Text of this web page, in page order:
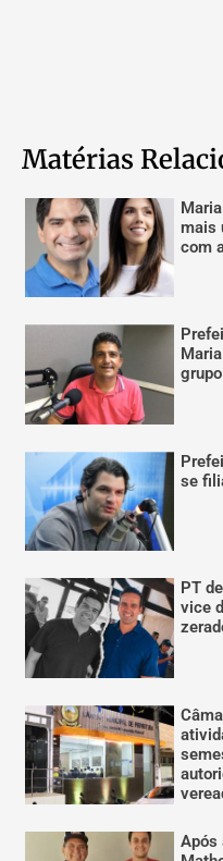
Matérias
mais
com
se
PT
vice
Após